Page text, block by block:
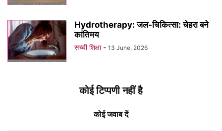
Hydrotherapy: जल-चिकित्सा: चेहरा बने
कांतिमय
सच्ची शिक्षा - 13 June, 2026
कोई टिप्पणी नहीं है
कोई जवाब दें